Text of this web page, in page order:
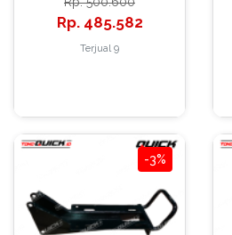
485.582
Terjual 9
-3%